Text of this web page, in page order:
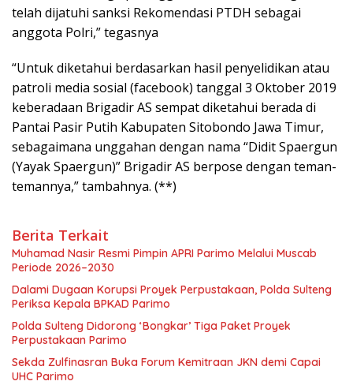
telah dijatuhi sanksi Rekomendasi PTDH sebagai
anggota Polri,” tegasnya
“Untuk diketahui berdasarkan hasil penyelidikan atau
patroli media sosial (facebook) tanggal 3 Oktober 2019
keberadaan Brigadir AS sempat diketahui berada di
Pantai Pasir Putih Kabupaten Sitobondo Jawa Timur,
sebagaimana unggahan dengan nama “Didit Spaergun
(Yayak Spaergun)” Brigadir AS berpose dengan teman-
temannya,” tambahnya. (**)
Berita Terkait
Muhamad Nasir Resmi Pimpin APRI Parimo Melalui Muscab
Periode 2026–2030
Dalami Dugaan Korupsi Proyek Perpustakaan, Polda Sulteng
Periksa Kepala BPKAD Parimo
Polda Sulteng Didorong ‘Bongkar’ Tiga Paket Proyek
Perpustakaan Parimo
Sekda Zulfinasran Buka Forum Kemitraan JKN demi Capai
UHC Parimo